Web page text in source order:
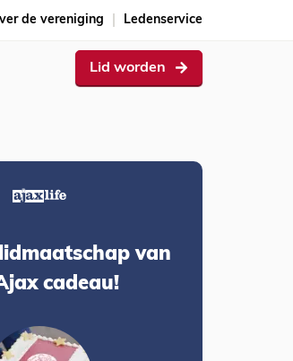
de vereniging Ledenservice
Lid worden
van
cadeau!